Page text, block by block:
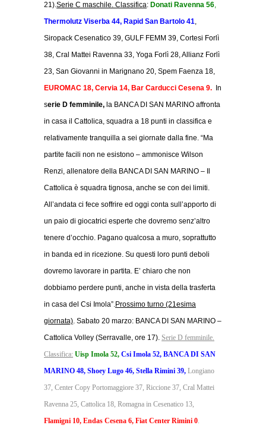
21).Serie C maschile. Classifica: Donati Ravenna 56,
Thermolutz Viserba 44, Rapid San Bartolo 41,
Siropack Cesenatico 39, GULF FEMM 39, Cortesi Forlì
38, Cral Mattei Ravenna 33, Yoga Forlì 28, Allianz Forlì
23, San Giovanni in Marignano 20, Spem Faenza 18,
EUROMAC 18, Cervia 14, Bar Carducci Cesena 9.
In
serie D femminile, la BANCA DI SAN MARINO affronta
in casa il Cattolica, squadra a 18 punti in classifica e
relativamente tranquilla a sei giornate dalla fine. “Ma
partite facili non ne esistono – ammonisce Wilson
Renzi, allenatore della BANCA DI SAN MARINO – Il
Cattolica è squadra tignosa, anche se con dei limiti.
All’andata ci fece soffrire ed oggi conta sull’apporto di
un paio di giocatrici esperte che dovremo senz’altro
tenere d’occhio. Pagano qualcosa a muro, soprattutto
in banda ed in ricezione. Su questi loro punti deboli
dovremo lavorare in partita. E’ chiaro che non
dobbiamo perdere punti, anche in vista della trasferta
in casa del Csi Imola”.Prossimo turno (21esima
giornata). Sabato 20 marzo: BANCA DI SAN MARINO –
Cattolica Volley (Serravalle, ore 17). Serie D femminile.
Classifica: Uisp Imola 52, Csi Imola 52, BANCA DI SAN
MARINO 48, Shoey Lugo 46, Stella Rimini 39, Longiano
37, Center Copy Portomaggiore 37, Riccione 37, Cral Mattei
Ravenna 25, Cattolica 18, Romagna in Cesenatico 13,
Flamigni 10, Endas Cesena 6, Fiat Center Rimini 0.